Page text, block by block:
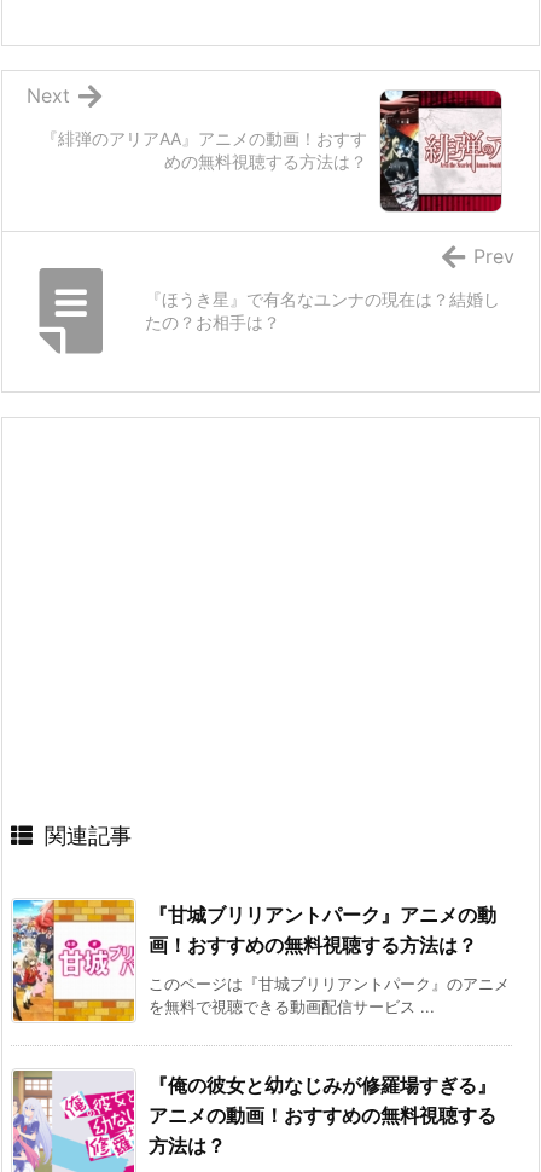
『緋弾のアリアAA』アニメの動画！おすす
めの無料視聴する方法は？
Next
『ほうき星』で有名なユンナの現在は？結婚し
たの？お相手は？
Prev
関連記事
『甘城ブリリアントパーク』アニメの動
画！おすすめの無料視聴する方法は？
このページは『甘城ブリリアントパーク』のアニメ
を無料で視聴できる動画配信サービス ...
『俺の彼女と幼なじみが修羅場すぎる』
アニメの動画！おすすめの無料視聴する
方法は？